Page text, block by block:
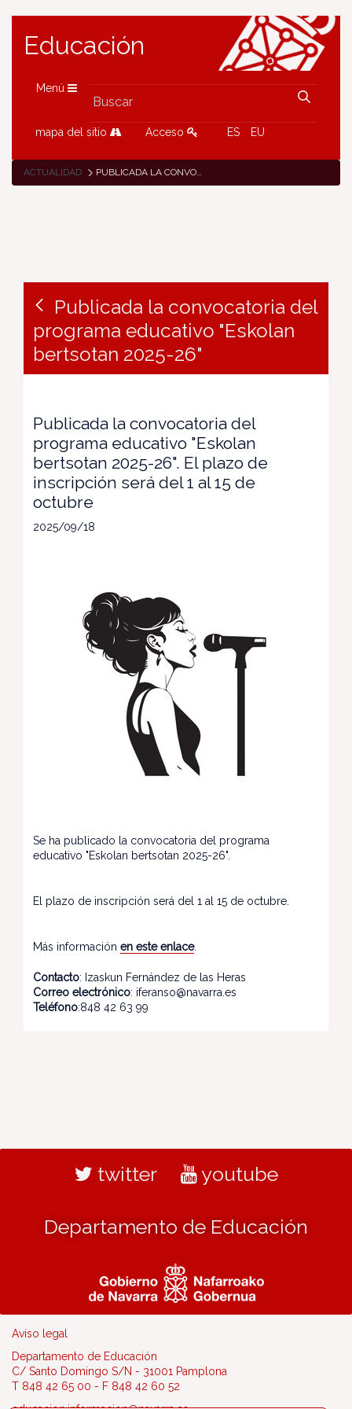
Educación
Menú
mapa del sitio Acceso ES EU
ACTUALIDAD PUBLICADA LA CONVOCATORIA DEL PROGRAMA EDUCATIVO "ESKOLAN BERTSOTAN 2025-26"
Publicada la convocatoria del
programa educativo "Eskolan
bertsotan 2025-26"
Publicada la convocatoria del
programa educativo "Eskolan
bertsotan 2025-26". El plazo de
inscripción será del 1 al 15 de
octubre
2025/09/18
Se ha publicado la convocatoria del programa
educativo "Eskolan bertsotan 2025-26".
El plazo de inscripción será del 1 al 15 de octubre.
Más información en este enlace.
Contacto: Izaskun Fernández de las Heras
Correo electrónico: iferanso@navarra.es
Teléfono:848 42 63 99
twitter youtube
Departamento de Educación
Aviso legal
Departamento de Educación
C/ Santo Domingo S/N - 31001 Pamplona
T 848 42 65 00 - F 848 42 60 52